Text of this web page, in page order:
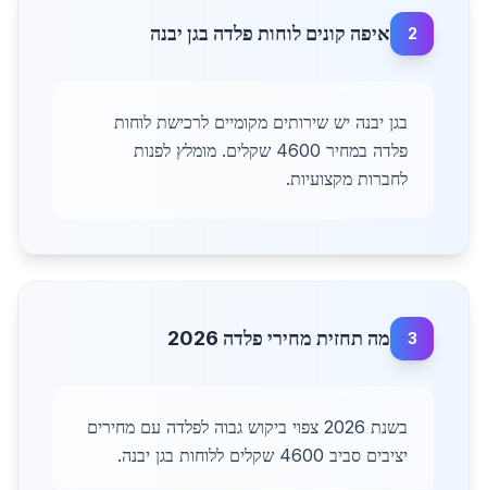
2 איפה קונים לוחות פלדה בגן יבנה
בגן יבנה יש שירותים מקומיים לרכישת לוחות
פלדה במחיר 4600 שקלים. מומלץ לפנות
לחברות מקצועיות.
3 מה תחזית מחירי פלדה 2026
בשנת 2026 צפוי ביקוש גבוה לפלדה עם מחירים
יציבים סביב 4600 שקלים ללוחות בגן יבנה.